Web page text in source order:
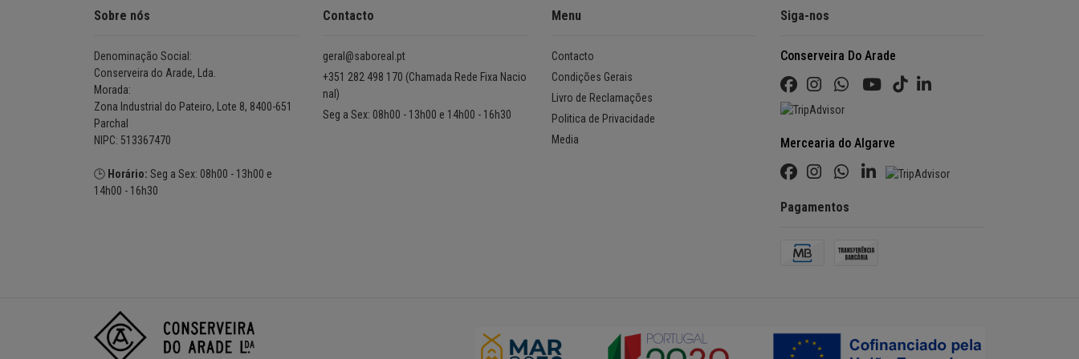
Sobre nós
Denominação Social:
Conserveira do Arade, Lda.
Morada:
Zona Industrial do Pateiro, Lote 8, 8400-651
Parchal
NIPC: 513367470
🕒 Horário: Seg a Sex: 08h00 - 13h00 e
14h00 - 16h30
Contacto
geral@saboreal.pt
+351 282 498 170 (Chamada Rede Fixa Nacio
nal)
Seg a Sex: 08h00 - 13h00 e 14h00 - 16h30
Menu
Contacto
Condições Gerais
Livro de Reclamações
Politica de Privacidade
Media
Siga-nos
Conserveira Do Arade
Mercearia do Algarve
Pagamentos